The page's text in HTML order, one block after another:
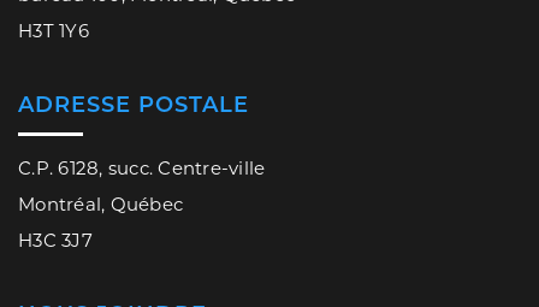
H3T 1Y6
ADRESSE POSTALE
C.P. 6128, succ. Centre-ville
Montréal, Québec
H3C 3J7